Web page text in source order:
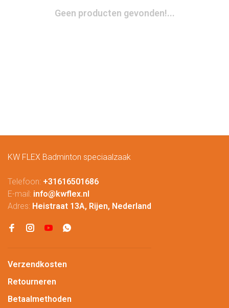
Geen producten gevonden!...
KW FLEX Badminton speciaalzaak
Telefoon: +31616501686
E-mail: info@kwflex.nl
Adres: Heistraat 13A, Rijen, Nederland
Verzendkosten
Retourneren
Betaalmethoden